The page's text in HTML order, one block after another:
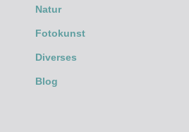
Natur
Fotokunst
Diverses
Blog